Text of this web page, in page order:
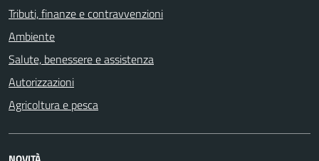
Tributi, finanze e contravvenzioni
Ambiente
Salute, benessere e assistenza
Autorizzazioni
Agricoltura e pesca